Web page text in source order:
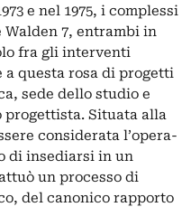
e nel 1975, i complessi
7, entrambi in
fra gli interventi
questa rosa di progetti
sede dello studio e
progettista. Situata alla
considerata l’opera-
di insediarsi in un
un processo di
del canonico rapporto